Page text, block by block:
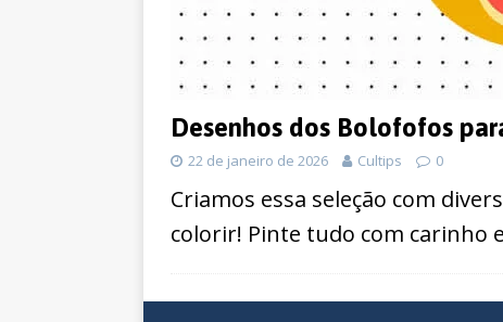
Desenhos dos Bolofofos
22 de janeiro de 2026 Cultips 0
Criamos essa seleção com
colorir! Pinte tudo com carinho